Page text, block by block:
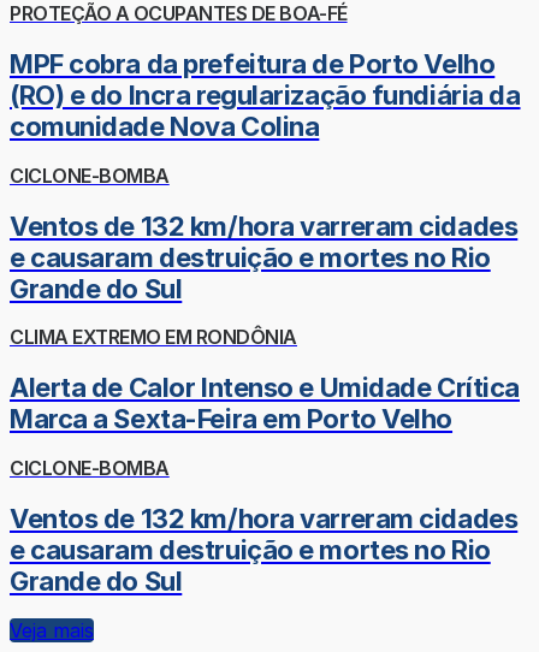
PROTEÇÃO A OCUPANTES DE BOA-FÉ
MPF cobra da prefeitura de Porto Velho
(RO) e do Incra regularização fundiária da
comunidade Nova Colina
CICLONE-BOMBA
Ventos de 132 km/hora varreram cidades
e causaram destruição e mortes no Rio
Grande do Sul
CLIMA EXTREMO EM RONDÔNIA
Alerta de Calor Intenso e Umidade Crítica
Marca a Sexta-Feira em Porto Velho
CICLONE-BOMBA
Ventos de 132 km/hora varreram cidades
e causaram destruição e mortes no Rio
Grande do Sul
Veja mais